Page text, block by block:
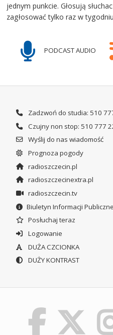
jednym punkcie. Głosują
zagłosować tylko raz w
PODCAST AUDIO
Zadzwoń do studia: 510
Czujny non stop: 510 777
Wyślij do nas wiadomość
Prognoza pogody
radioszczecin.pl
radioszczecinextra.pl
radioszczecin.tv
Biuletyn Informacji
Posłuchaj teraz
Logowanie
DUŻA CZCIONKA
DUŻY KONTRAST